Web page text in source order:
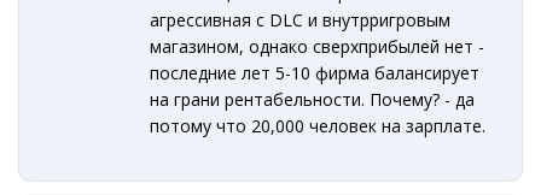
агрессивная с DLC и внутрригровым
магазином, однако сверхприбылей нет -
последние лет 5-10 фирма балансирует
на грани рентабельности. Почему? - да
потому что 20,000 человек на зарплате.